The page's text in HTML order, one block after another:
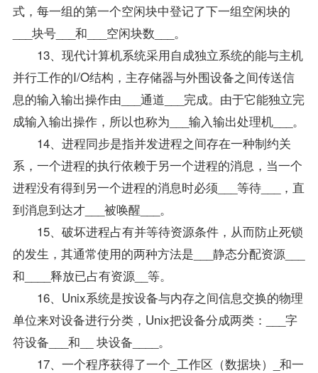
式，每一组的第一个空闲块中登记了下一组空闲块的
___块号___和___空闲块数___。
13、现代计算机系统采用自成独立系统的能与主机
并行工作的I/O结构，主存储器与外围设备之间传送信
息的输入输出操作由___通道___完成。由于它能独立完
成输入输出操作，所以也称为___输入输出处理机___。
14、进程同步是指并发进程之间存在一种制约关
系，一个进程的执行依赖于另一个进程的消息，当一个
进程没有得到另一个进程的消息时必须___等待___，直
到消息到达才___被唤醒___。
15、破坏进程占有并等待资源条件，从而防止死锁
的发生，其通常使用的两种方法是___静态分配资源___
和____释放已占有资源__等。
16、Unix系统是按设备与内存之间信息交换的物理
单位来对设备进行分类，Unix把设备分成两类：___字
符设备___和__ 块设备____。
17、一个程序获得了一个_工作区（数据块）_和一